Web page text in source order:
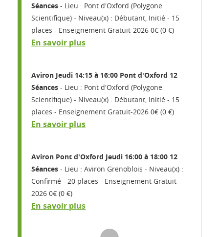
Séances
Lieu : Pont d'Oxford (Polygone
Scientifique)
Niveau(x) : Débutant, Initié
15
places
Enseignement Gratuit-2026 0€ (0 €)
En savoir plus
Aviron Jeudi 14:15 à 16:00 Pont d'Oxford 12
Séances
Lieu : Pont d'Oxford (Polygone
Scientifique)
Niveau(x) : Débutant, Initié
15
places
Enseignement Gratuit-2026 0€ (0 €)
En savoir plus
Aviron Pont d'Oxford Jeudi 16:00 à 18:00 12
Séances
Lieu : Aviron Grenoblois
Niveau(x) :
Confirmé
20 places
Enseignement Gratuit-
2026 0€ (0 €)
En savoir plus